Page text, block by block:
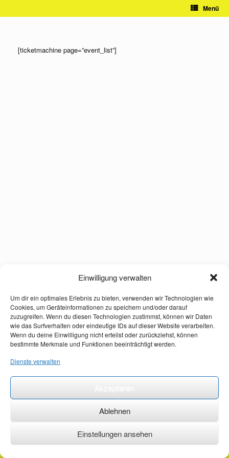
Einwilligung verwalten
Um dir ein optimales Erlebnis zu bieten, verwenden wir Technologien wie
Cookies, um Geräteinformationen zu speichern und/oder darauf
zuzugreifen. Wenn du diesen Technologien zustimmst, können wir Daten
wie das Surfverhalten oder eindeutige IDs auf dieser Website verarbeiten.
Wenn du deine Einwilligung nicht erteilst oder zurückziehst, können
bestimmte Merkmale und Funktionen beeinträchtigt werden.
Dienste verwalten
Ablehnen
Einstellungen ansehen
Menü
[ticketmachine page=”event_list”]
©2026 ·erstehilfekurs-mauch.de ·AGB ·Datenschutzerklärung ·Impressum ·